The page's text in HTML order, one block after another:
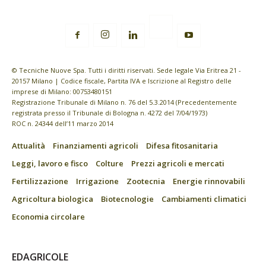
© Tecniche Nuove Spa. Tutti i diritti riservati. Sede legale Via Eritrea 21 -
20157 Milano | Codice fiscale, Partita IVA e Iscrizione al Registro delle
imprese di Milano: 00753480151
Registrazione Tribunale di Milano n. 76 del 5.3.2014 (Precedentemente
registrata presso il Tribunale di Bologna n. 4272 del 7/04/1973)
ROC n. 24344 dell’11 marzo 2014
Attualità Finanziamenti agricoli
Difesa fitosanitaria
Leggi, lavoro e fisco
Colture
Prezzi agricoli e mercati
Fertilizzazione
Irrigazione Zootecnia
Energie rinnovabili
Agricoltura biologica
Biotecnologie
Cambiamenti climatici
Economia circolare
EDAGRICOLE